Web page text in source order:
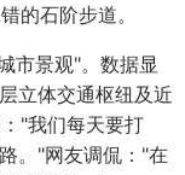
的石阶步道。
市景观"。数据显
立体交通枢纽及近
"我们每天要打
。"网友调侃："在
魔幻"